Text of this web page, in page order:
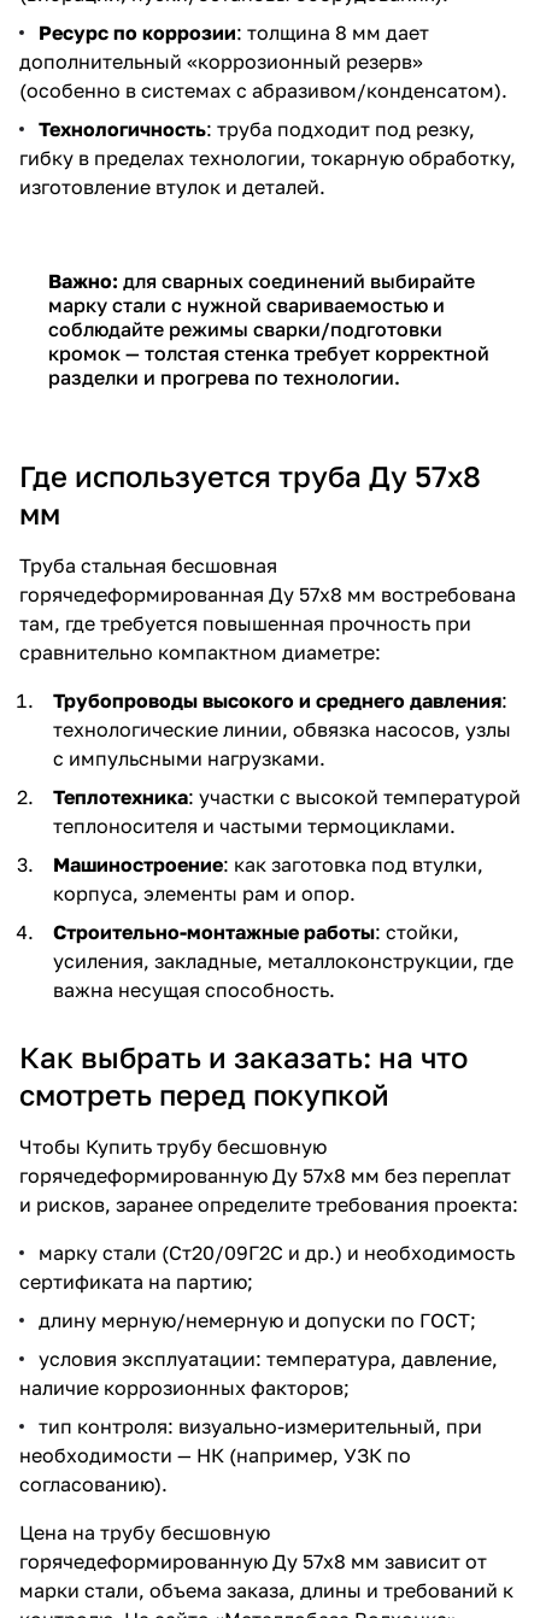
Ресурс по коррозии: толщина 8 мм дает
дополнительный «коррозионный резерв»
(особенно в системах с абразивом/конденсатом).
Технологичность: труба подходит под резку,
гибку в пределах технологии, токарную обработку,
изготовление втулок и деталей.
Важно: для сварных соединений выбирайте
марку стали с нужной свариваемостью и
соблюдайте режимы сварки/подготовки
кромок — толстая стенка требует корректной
разделки и прогрева по технологии.
Где используется труба Ду 57х8
мм
Труба стальная бесшовная
горячедеформированная Ду 57х8 мм востребована
там, где требуется повышенная прочность при
сравнительно компактном диаметре:
Трубопроводы высокого и среднего давления:
технологические линии, обвязка насосов, узлы
с импульсными нагрузками.
Теплотехника: участки с высокой температурой
теплоносителя и частыми термоциклами.
Машиностроение: как заготовка под втулки,
корпуса, элементы рам и опор.
Строительно-монтажные работы: стойки,
усиления, закладные, металлоконструкции, где
важна несущая способность.
Как выбрать и заказать: на что
смотреть перед покупкой
Чтобы Купить трубу бесшовную
горячедеформированную Ду 57х8 мм без переплат
и рисков, заранее определите требования проекта:
марку стали (Ст20/09Г2С и др.) и необходимость
сертификата на партию;
длину мерную/немерную и допуски по ГОСТ;
условия эксплуатации: температура, давление,
наличие коррозионных факторов;
тип контроля: визуально-измерительный, при
необходимости — НК (например, УЗК по
согласованию).
Цена на трубу бесшовную
горячедеформированную Ду 57х8 мм зависит от
марки стали, объема заказа, длины и требований к